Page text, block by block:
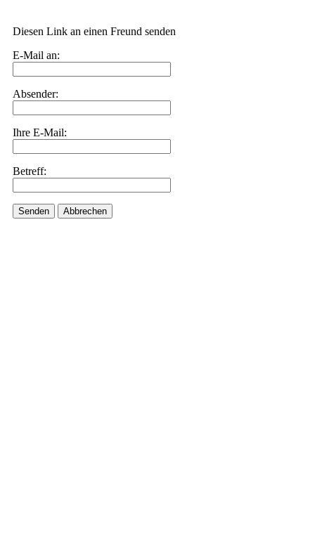
Diesen Link an einen Freund senden
E-Mail an:
Absender:
Ihre E-Mail:
Betreff:
Senden Abbrechen